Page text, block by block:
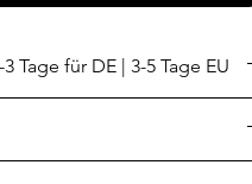
Tage für DE | 3-5 Tage EU